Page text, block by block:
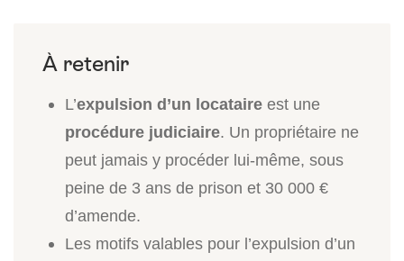
L’expulsion d’un locataire est une
procédure judiciaire. Un propriétaire ne
peut jamais y procéder lui-même, sous
peine de 3 ans de prison et 30 000 €
d’amende.
Les motifs valables pour l’expulsion d’un